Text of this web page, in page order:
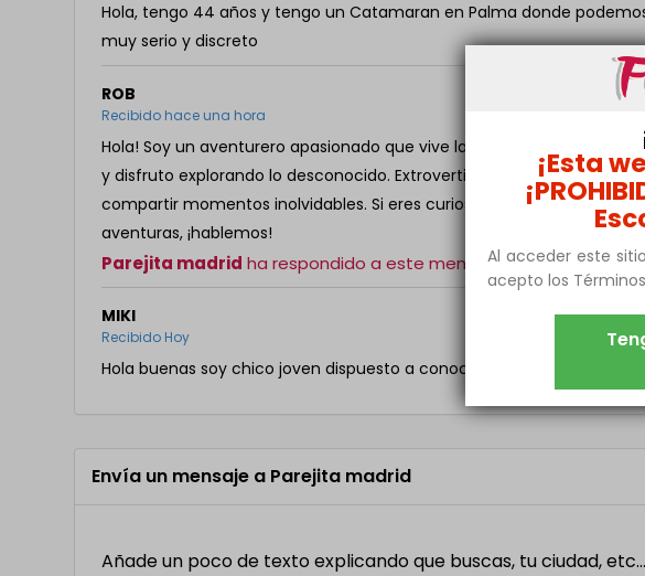
Hola, tengo 44 años y tengo un Catamaran en Palma donde
muy serio y discreto
ROB
Recibido hace una hora
Hola! Soy un aventurero apasionado que vive la vida al máximo.
y disfruto explorando lo desconocido. Extrovertido y divertido, me
compartir momentos inolvidables. Si eres curioso y estás listo para
aventuras, ¡hablemos!
Parejita madrid ha respondido a este mensaje!
MIKI
Recibido Hoy
Hola buenas soy chico joven dispuesto a conocer a parejas y
Envía un mensaje a Parejita madrid
Añade un poco de texto explicando que buscas, tu ciudad, etc...
¡Esta
Al acceder este
acepto los